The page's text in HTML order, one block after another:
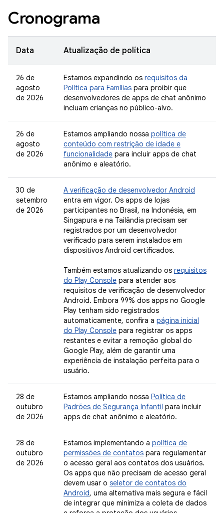
Cronograma
Data Atualização de política
26 de
agosto
de 2026
Estamos expandindo os requisitos da
Política para Famílias para proibir que
desenvolvedores de apps de chat anônimo
incluam crianças no público-alvo.
26 de
agosto
de 2026
Estamos ampliando nossa política de
conteúdo com restrição de idade e
funcionalidade para incluir apps de chat
anônimo e aleatório.
30 de
setembro
de 2026
A verificação de desenvolvedor Android
entra em vigor. Os apps de lojas
participantes no Brasil, na Indonésia, em
Singapura e na Tailândia precisam ser
registrados por um desenvolvedor
verificado para serem instalados em
dispositivos Android certificados.
Também estamos atualizando os requisitos
do Play Console para atender aos
requisitos de verificação de desenvolvedor
Android. Embora 99% dos apps no Google
Play tenham sido registrados
automaticamente, confira a página inicial
do Play Console para registrar os apps
restantes e evitar a remoção global do
Google Play, além de garantir uma
experiência de instalação perfeita para o
usuário.
28 de
outubro
de 2026
Estamos ampliando nossa Política de
Padrões de Segurança Infantil para incluir
apps de chat anônimo e aleatório.
28 de
outubro
de 2026
Estamos implementando a política de
permissões de contatos para regulamentar
o acesso geral aos contatos dos usuários.
Os apps que não precisam de acesso geral
devem usar o seletor de contatos do
Android, uma alternativa mais segura e fácil
de integrar que minimiza a coleta de dados